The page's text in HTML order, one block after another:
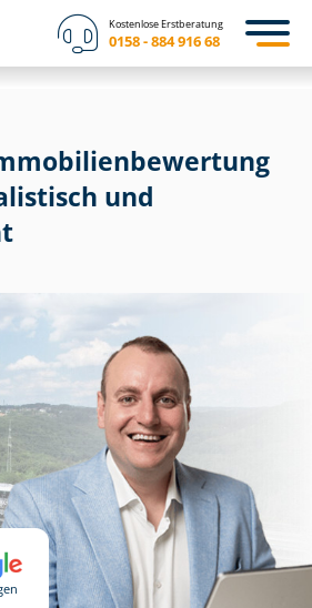
Kostenlose Erstberatung
0158 - 884 916 68
und